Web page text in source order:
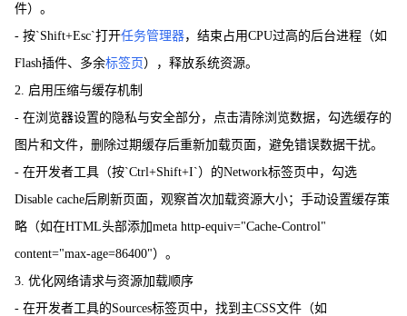
件）。
- 按`Shift+Esc`打开任务管理器，结束占用CPU过高的后台进程（如
Flash插件、多余标签页），释放系统资源。
2. 启用压缩与缓存机制
- 在浏览器设置的隐私与安全部分，点击清除浏览数据，勾选缓存的
图片和文件，删除过期缓存后重新加载页面，避免错误数据干扰。
- 在开发者工具（按`Ctrl+Shift+I`）的Network标签页中，勾选
Disable cache后刷新页面，观察首次加载资源大小；手动设置缓存策
略（如在HTML头部添加meta http-equiv="Cache-Control"
content="max-age=86400"）。
3. 优化网络请求与资源加载顺序
- 在开发者工具的Sources标签页中，找到主CSS文件（如